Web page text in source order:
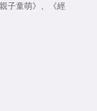
子童萌》 、
《經